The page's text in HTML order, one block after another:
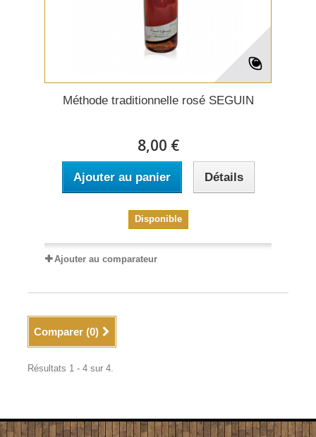
Méthode traditionnelle rosé SEGUIN
8,00 €
Ajouter au panier Détails
Disponible
Ajouter au comparateur
Comparer (0)
Résultats 1 - 4 sur 4.